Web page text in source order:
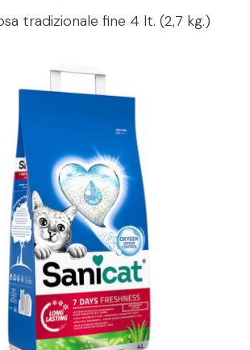
tradizionale fine 4 lt. (2,7 kg.)